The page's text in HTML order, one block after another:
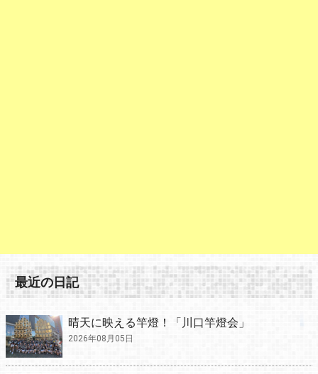
最近の日記
晴天に映える竿燈！「川口竿燈会」
2026年08月05日